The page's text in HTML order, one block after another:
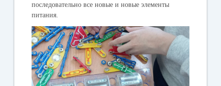
последовательно все новые и новые элементы
питания.